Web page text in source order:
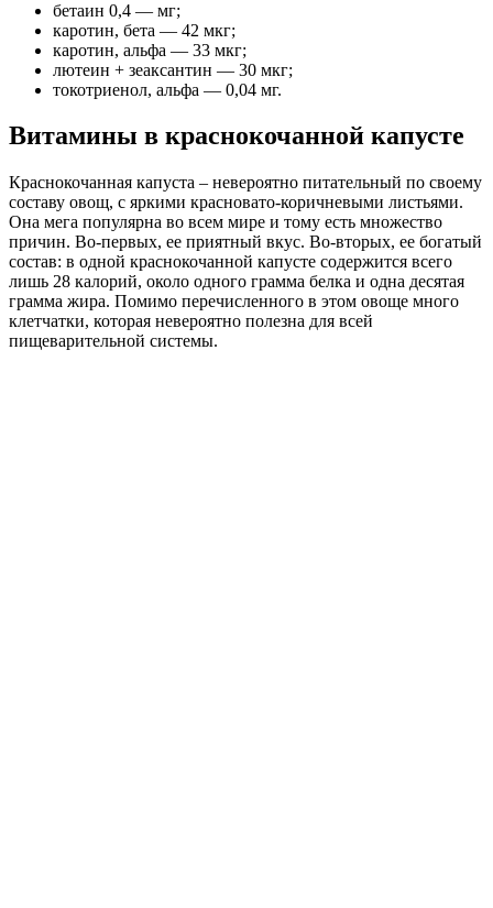
бетаин 0,4 — мг;
каротин, бета — 42 мкг;
каротин, альфа — 33 мкг;
лютеин + зеаксантин — 30 мкг;
токотриенол, альфа — 0,04 мг.
Витамины в краснокочанной капусте
Краснокочанная капуста – невероятно питательный по своему
составу овощ, с яркими красновато-коричневыми листьями.
Она мега популярна во всем мире и тому есть множество
причин. Во-первых, ее приятный вкус. Во-вторых, ее богатый
состав: в одной краснокочанной капусте содержится всего
лишь 28 калорий, около одного грамма белка и одна десятая
грамма жира. Помимо перечисленного в этом овоще много
клетчатки, которая невероятно полезна для всей
пищеварительной системы.